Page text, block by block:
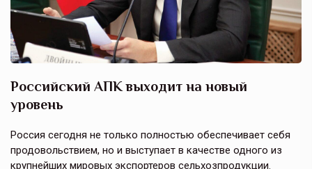
Российский АПК выходит на новый
уровень
Россия сегодня не только полностью обеспечивает себя
продовольствием, но и выступает в качестве одного из
крупнейших мировых экспортеров сельхозпродукции.